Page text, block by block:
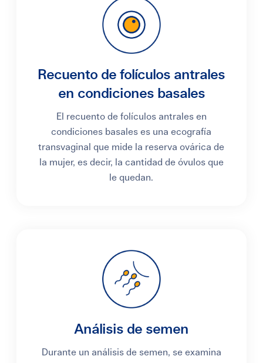
Recuento de folículos antrales
en condiciones basales
El recuento de folículos antrales en
condiciones basales es una ecografía
transvaginal que mide la reserva ovárica de
la mujer, es decir, la cantidad de óvulos que
le quedan.
Análisis de semen
Durante un análisis de semen, se examina